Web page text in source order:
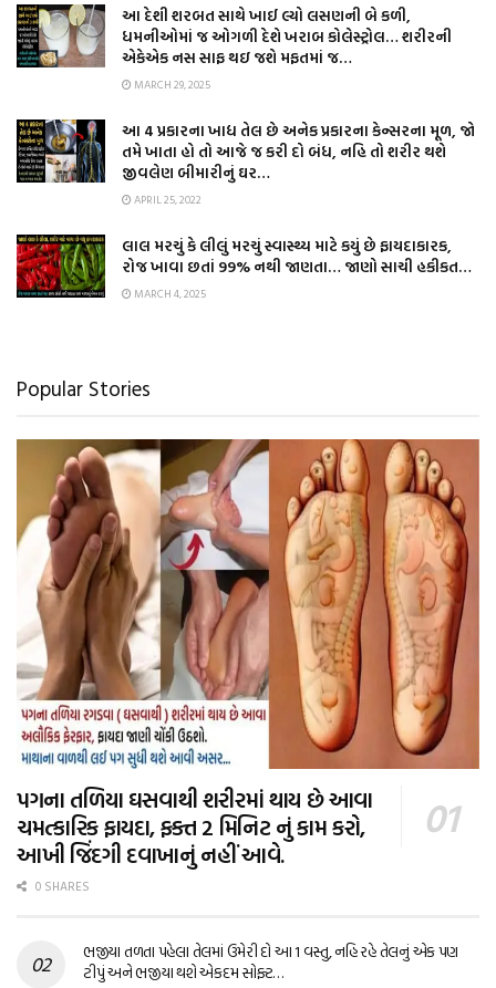
આ દેશી શરબત સાથે ખાઈ લ્યો લસણની બે કળી,
ધમનીઓમાં જ ઓગળી દેશે ખરાબ કોલેસ્ટ્રોલ… શરીરની
એકેએક નસ સાફ થઇ જશે મફતમાં જ…
MARCH 29, 2025
આ 4 પ્રકારના ખાદ્ય તેલ છે અનેક પ્રકારના કેન્સરના મૂળ, જો
તમે ખાતા હો તો આજે જ કરી દો બંધ, નહિ તો શરીર થશે
જીવલેણ બીમારીનું ઘર…
APRIL 25, 2022
લાલ મરચું કે લીલું મરચું સ્વાસ્થ્ય માટે કયું છે ફાયદાકારક,
રોજ ખાવા છતાં 99% નથી જાણતા… જાણો સાચી હકીકત…
MARCH 4, 2025
Popular Stories
પગના તળિયા ઘસવાથી શરીરમાં થાય છે આવા
ચમત્કારિક ફાયદા, ફક્ત 2 મિનિટ નું કામ કરો,
આખી જિંદગી દવાખાનું નહીં આવે.
0 SHARES
ભજીયા તળતા પહેલા તેલમાં ઉમેરી દો આ 1 વસ્તુ, નહિ રહે તેલનું એક પણ
ટીપું અને ભજીયા થશે એકદમ સોફ્ટ…